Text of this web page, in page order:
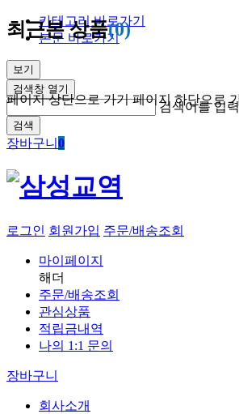
카테고리 바로가기
본문 바로가기
보기
검색창 열기
검색어를 입
검색
장바구니 0
로그인 회원가입 주문/배송조회
마이페이지
해더
주문/배송조회
관심상품
적립금내역
나의 1:1 문의
장바구니
회사소개
최근본 상품(0)
페이지 상단으로 가기 페이지 하단으로